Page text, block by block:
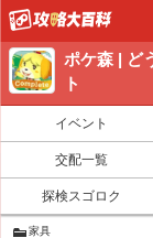
ポケ森 | ど
ト
イベント
交配一覧
探検スゴロク
家具